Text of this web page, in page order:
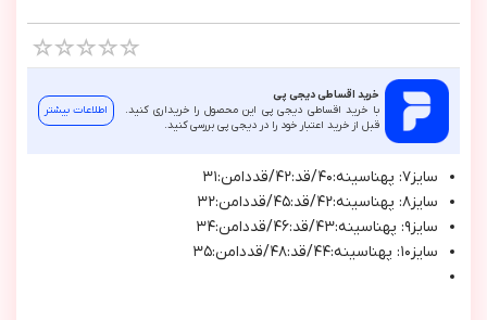
خرید اقساطی دیجی پی
با خرید اقساطی دیجی پی این محصول را خریداری کنید.
قبل از خرید اعتبار خود را در دیجی پی بررسی کنید.
اطلاعات بیشتر
سايز٧: پهناسينه:٤٠/قد:٤٢/قددامن:٣١
سايز٨: پهناسينه:٤٢/قد:٤٥/قددامن:٣٢
سايز٩: پهناسينه:٤٣/قد:٤٦/قددامن:٣٤
سايز١٠: پهناسينه:٤٤/قد:٤٨/قددامن:٣٥